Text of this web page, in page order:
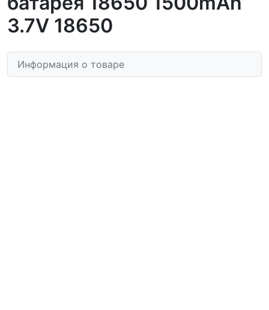
3.7V 18650
Информация о товаре